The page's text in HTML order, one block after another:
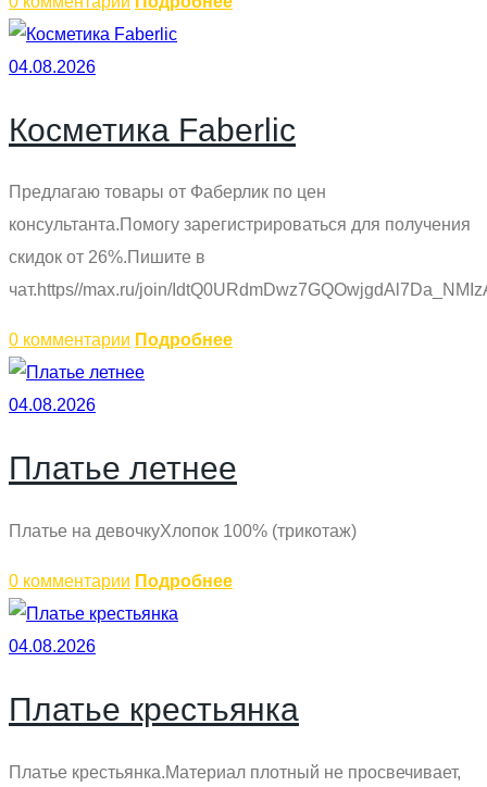
04.08.2026
Косметика Faberlic
Предлагаю товары от Фаберлик по цен
консультанта.Помогу зарегистрироваться для получения
скидок от 26%.Пишите в
чат.https//max.ru/join/
0 комментарии Подробнее
04.08.2026
Платье летнее
Платье на девочкуХлопок 100% (трикотаж)
0 комментарии Подробнее
04.08.2026
Платье крестьянка
Платье крестьянка.Материал плотный не просвечивает,